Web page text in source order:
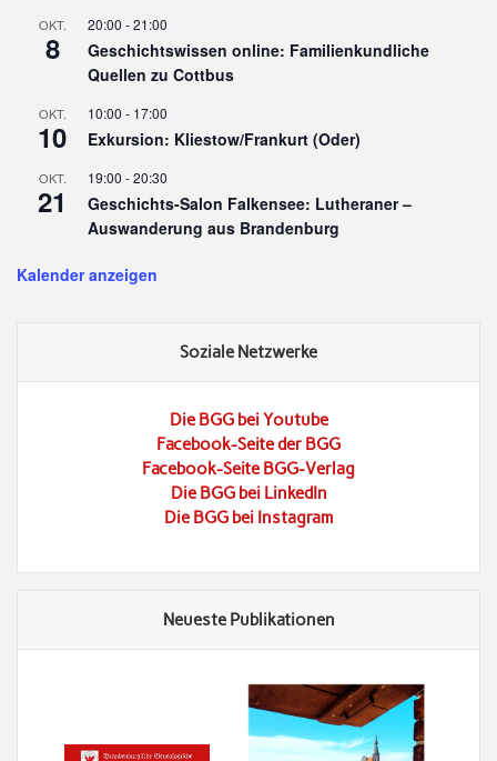
OKT.
8
20:00 -21:00
Geschichtswissen online: Familienkundliche
Quellen zu Cottbus
OKT.
10
10:00 - 17:00
Exkursion: Kliestow/Frankurt (Oder)
OKT.
21
19:00 -20:30
Geschichts-Salon Falkensee: Lutheraner –
Auswanderung aus Brandenburg
Kalender anzeigen
Soziale Netzwerke
Die BGG bei Youtube
Facebook-Seite der BGG
Facebook-Seite BGG-Verlag
Die BGG bei LinkedIn
Die BGG bei Instagram
Neueste Publikationen